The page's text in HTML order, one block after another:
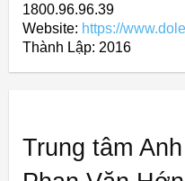
1800.96.96.39
Website: https://
Thành Lập: 2016
Trung tâm